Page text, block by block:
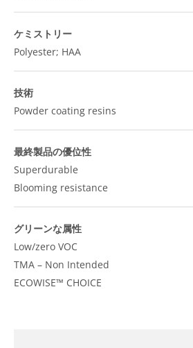
ケミストリー
Polyester; HAA
技術
Powder coating resins
最終製品の優位性
Superdurable
Blooming resistance
グリーンな属性
Low/zero VOC
TMA – Non Intended
ECOWISE™ CHOICE